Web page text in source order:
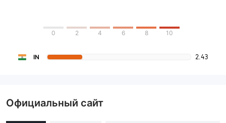
0 2 4 6 8 10
IN 2.43
Официальный сайт